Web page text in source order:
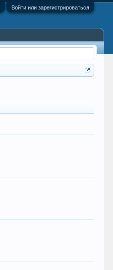
Войти или зарегистрироваться